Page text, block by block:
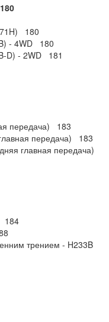
180
- 4WD 180
D) - 2WD 181
передача) 183
передача) 183
главная передача)
184
трением - H233B